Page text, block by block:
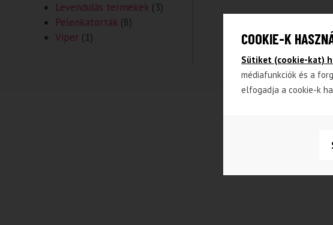
Levendulás termékek (3)
Pelenkatorták (8)
Viper (1) COOKIE-K
Sütiket (cookie-kat)
médiafunkciók és a
elfogadja a cookie-k